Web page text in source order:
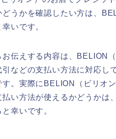
どうかを確認したい方は、
いです。
伝えする内容は、BELION
などの支払い方法に対応し
。実際にBELION（ビリオ
い方法が使えるかどうかは
幸いです。